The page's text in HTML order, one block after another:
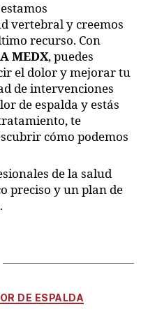
vertebral y creemos
recurso. Con
MEDX, puedes
el dolor y mejorar tu
de intervenciones
de espalda y estás
te
cómo podemos
de la salud
preciso y un plan de
DE ESPALDA